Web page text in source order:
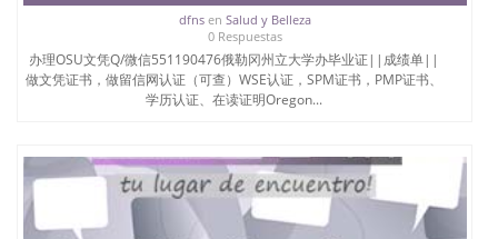
dfnsen Salud y Belleza
0 Respuestas
办理OSU文凭Q/微信551190476俄勒冈州立大学办毕业证||成绩单||
做文凭证书，做留信网认证（可查）WSE认证，SPM证书，PMP证书、
学历认证、在读证明Oregon...